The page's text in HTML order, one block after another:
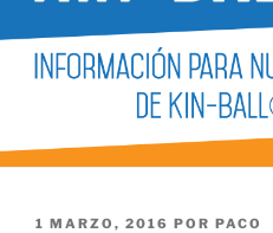
PUBLICADO
1 MARZO, 2016 POR PACO